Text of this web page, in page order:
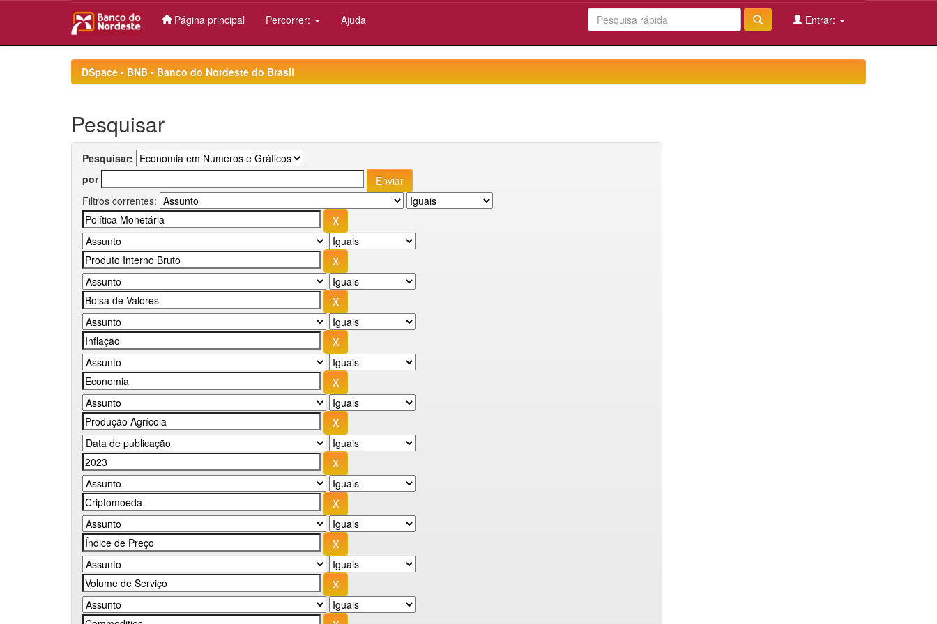
Página principal Percorrer: Ajuda Entrar:
DSpace - BNB - Banco do Nordeste do Brasil
Pesquisar
Pesquisar:
por
Filtros correntes: